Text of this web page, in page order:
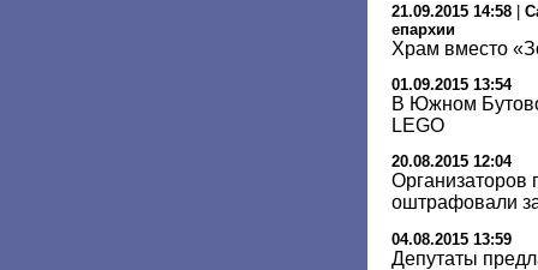
21.09.2015 14:58 |
епархии
Храм вместо
01.09.2015 13:54
В Южном
LEGO
20.08.2015 12:04
Организаторов
оштрафовали
04.08.2015 13:59
Депутаты